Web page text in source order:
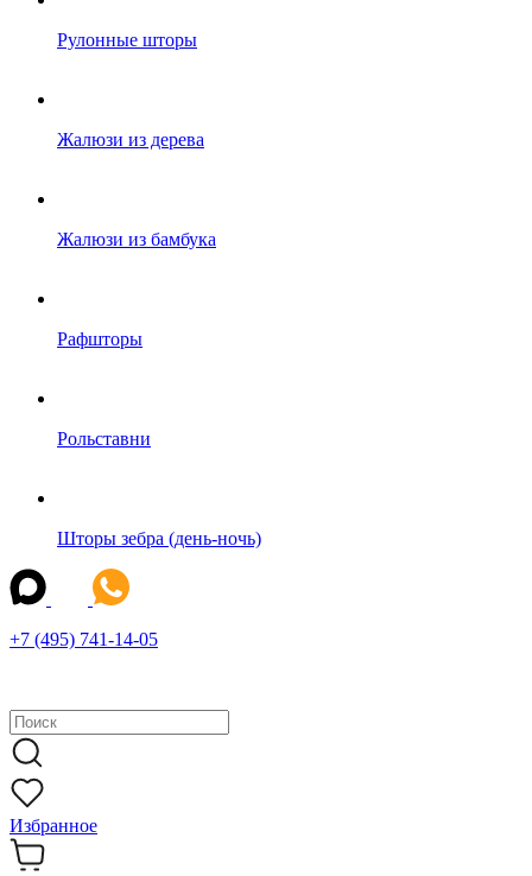
Рулонные шторы
Жалюзи из дерева
Жалюзи из бамбука
Рафшторы
Рольставни
Шторы зебра (день-ночь)
+7 (495) 741-14-05
Избранное